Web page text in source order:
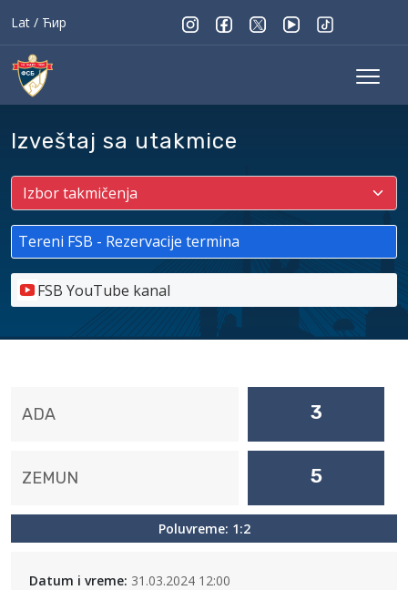
Lat / Ћир
Izveštaj sa utakmice
Tereni FSB - Rezervacije termina
FSB YouTube kanal
ADA 3
ZEMUN 5
Poluvreme: 1:2
Datum i vreme: 31.03.2024 12:00